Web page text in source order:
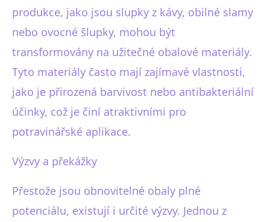
produkce, jako jsou slupky z kávy, obilné slamy
nebo ovocné šlupky, mohou být
transformovány na užitečné obalové materiály.
Tyto materiály často mají zajímavé vlastnosti,
jako je přirozená barvivost nebo antibakteriální
účinky, což je činí atraktivními pro
potravinářské aplikace.
Výzvy a překážky
Přestože jsou obnovitelné obaly plné
potenciálu, existují i určité výzvy. Jednou z